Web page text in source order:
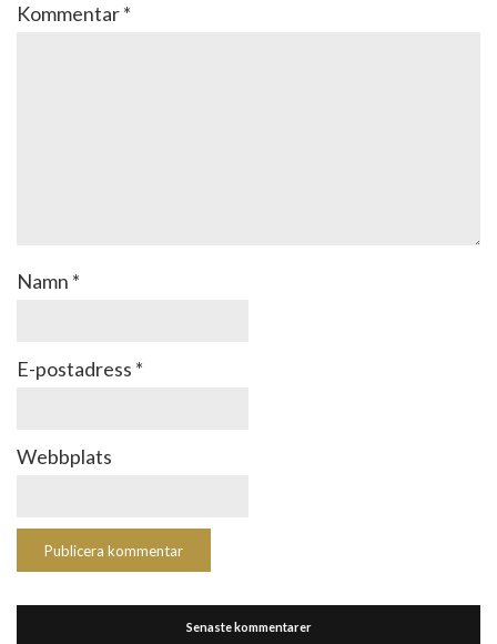
Kommentar*
Namn *
E-postadress *
Webbplats
Senaste kommentarer